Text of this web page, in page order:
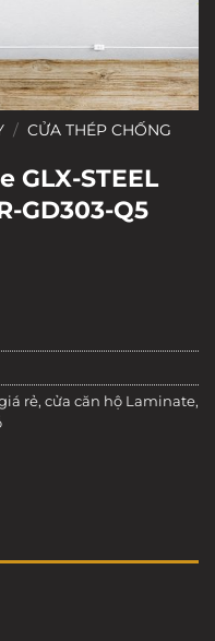
/ CỬA THÉP CHỐNG
GLX-STEEL
GD303-Q5
rẻ, cửa căn hộ Laminate,